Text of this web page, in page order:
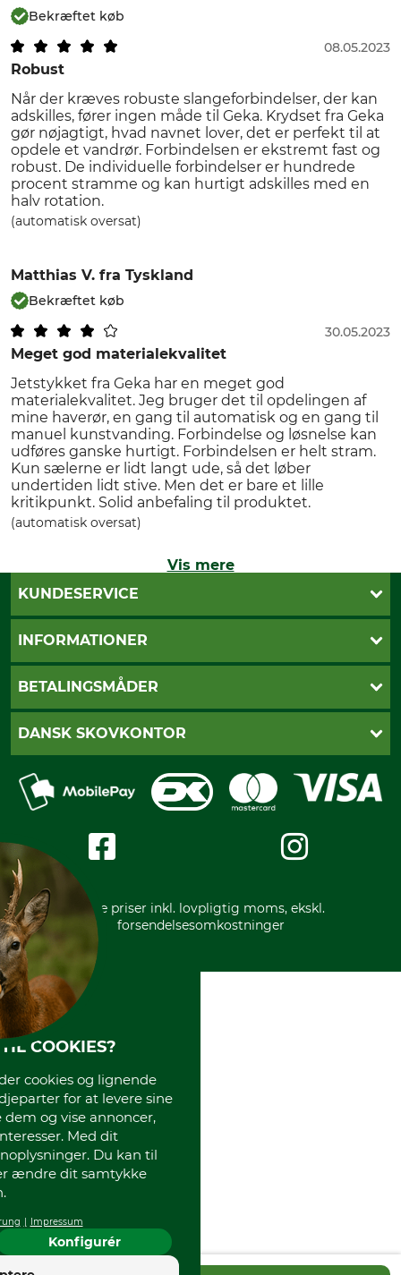
Bekræftet køb
Robust
08.05.2023
Når der kræves robuste slangeforbindelser, der kan
adskilles, fører ingen måde til Geka. Krydset fra Geka
gør nøjagtigt, hvad navnet lover, det er perfekt til at
opdele et vandrør. Forbindelsen er ekstremt fast og
robust. De individuelle forbindelser er hundrede
procent stramme og kan hurtigt adskilles med en
halv rotation.
(automatisk oversat)
Matthias V. fra Tyskland
Bekræftet køb
Meget god materialekvalitet
30.05.2023
Jetstykket fra Geka har en meget god
materialekvalitet. Jeg bruger det til opdelingen af ​​
mine haverør, en gang til automatisk og en gang til
manuel kunstvanding. Forbindelse og løsnelse kan
udføres ganske hurtigt. Forbindelsen er helt stram.
Kun sælerne er lidt langt ude, så det løber
undertiden lidt stive. Men det er bare et lille
kritikpunkt. Solid anbefaling til produktet.
(automatisk oversat)
Vis mere
KUNDESERVICE
Kontakt
Cookie-indstillinger
INFORMATIONER
Betalingsmåder
Privatlivspolitik
Handelsbetingelser
Impressum
Gratis returlabel
BETALINGSMÅDER
Dankort
Mobile Pay
Kreditkort
DANSK SKOVKONTOR
Karriere
Messe datoer
Om os
International
* Alle priser inkl. lovpligtig moms, ekskl.
forsendelsesomkostninger
COOKIES?
cookies og lignende
for at levere sine
og vise annoncer,
Med dit
Du kan til
ændre dit samtykke
Impressum
Konfigurér